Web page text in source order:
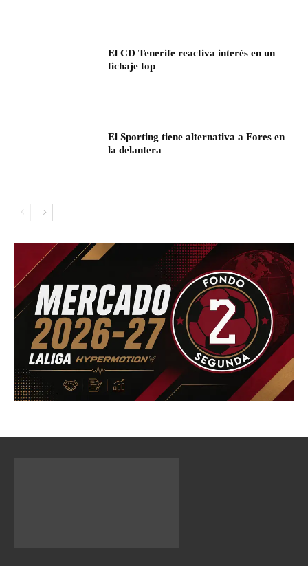
El CD Tenerife reactiva interés en un
fichaje top
El Sporting tiene alternativa a Fores en
la delantera